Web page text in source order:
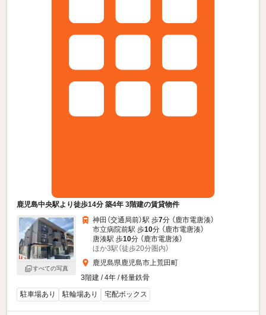
鹿児島中央駅より徒歩14分 築4年 3階建の賃貸物件
すべての写真
神田（交通局前）駅 歩7分 （鹿市電唐湊）
市立病院前駅 歩10分 （鹿市電唐湊）
唐湊駅 歩10分 （鹿市電唐湊）
ほか3駅（徒歩20分圏内）
鹿児島県鹿児島市上荒田町
3階建 / 4年 / 軽量鉄骨
駐車場あり
駐輪場あり 宅配ボックス